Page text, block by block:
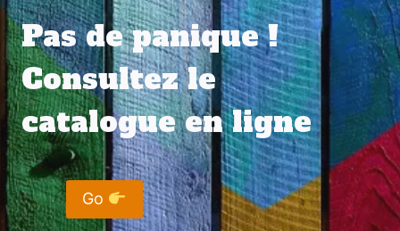
Pas de panique !
Consultez le
catalogue en ligne
Go